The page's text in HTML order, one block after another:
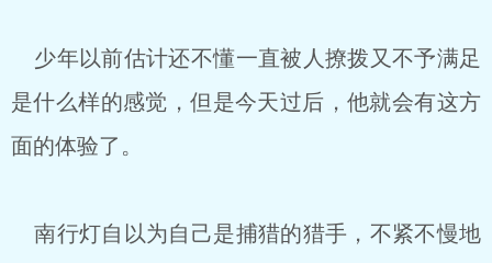
少年以前估计还不懂一直被人撩拨又不予满足
是什么样的感觉，但是今天过后，他就会有这方
面的体验了。
南行灯自以为自己是捕猎的猎手，不紧不慢地